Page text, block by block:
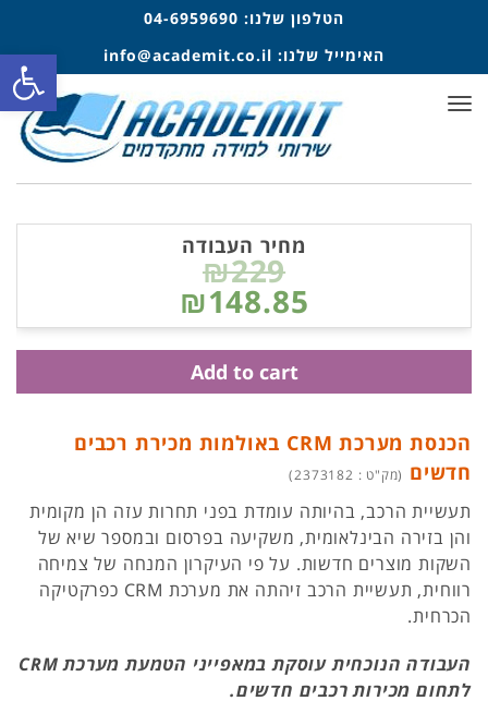
הטלפון שלנו: 04-6959690
האימייל שלנו: info@academit.co.il
תפריט
הכנסת מערכת CRM באולמות מכירת רכבים
חדשים (מק"ט : 2373182)
תעשיית הרכב, בהיותה עומדת בפני תחרות עזה הן מקומית
והן בזירה הבינלאומית, משקיעה בפרסום ובמספר שיא של
השקות מוצרים חדשות. על פי העיקרון המנחה של צמיחה
רווחית, תעשיית הרכב זיהתה את מערכת CRM כפרקטיקה
הכרחית.
העבודה הנוכחית עוסקת במאפייני הטמעת מערכת CRM
לתחום מכירות רכבים חדשים.
מחיר העבודה
₪229
₪148.85
Add to cart
פתח